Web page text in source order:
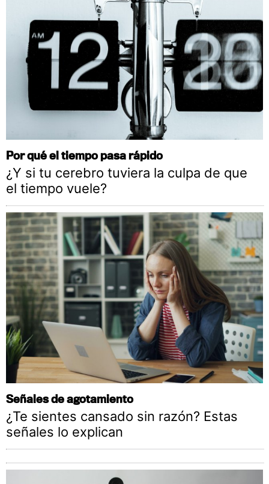
Por qué el tiempo pasa rápido
¿Y si tu cerebro tuviera la culpa de que
el tiempo vuele?
Señales de agotamiento
¿Te sientes cansado sin razón? Estas
señales lo explican